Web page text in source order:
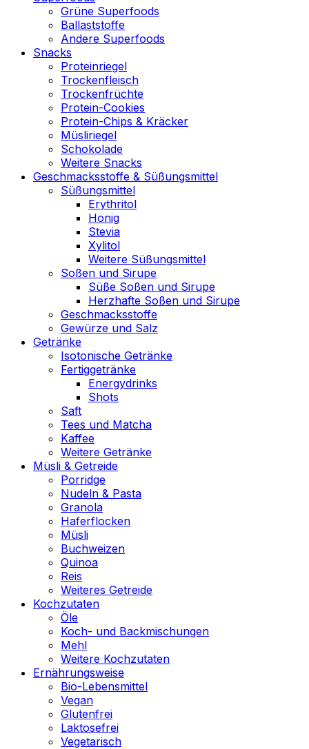
Grüne Superfoods
Ballaststoffe
Andere Superfoods
Snacks
Proteinriegel
Trockenfleisch
Trockenfrüchte
Protein-Cookies
Protein-Chips & Kräcker
Müsliriegel
Schokolade
Weitere Snacks
Geschmacksstoffe & Süßungsmittel
Süßungsmittel
Erythritol
Honig
Stevia
Xylitol
Weitere Süßungsmittel
Soßen und Sirupe
Süße Soßen und Sirupe
Herzhafte Soßen und Sirupe
Geschmacksstoffe
Gewürze und Salz
Getränke
Isotonische Getränke
Fertiggetränke
Energydrinks
Shots
Saft
Tees und Matcha
Kaffee
Weitere Getränke
Müsli & Getreide
Porridge
Nudeln & Pasta
Granola
Haferflocken
Müsli
Buchweizen
Quinoa
Reis
Weiteres Getreide
Kochzutaten
Öle
Koch- und Backmischungen
Mehl
Weitere Kochzutaten
Ernährungsweise
Bio-Lebensmittel
Vegan
Glutenfrei
Laktosefrei
Vegetarisch